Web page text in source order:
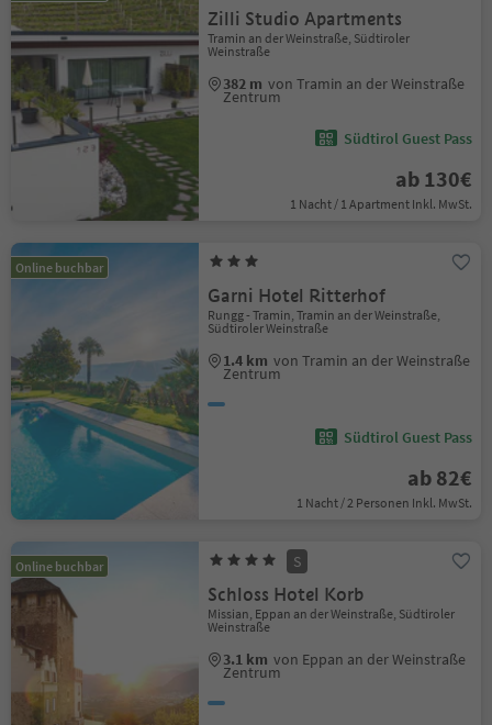
Zilli Studio Apartments
Tramin an der Weinstraße, Südtiroler
Weinstraße
382 m von Tramin an der Weinstraße
Zentrum
Südtirol Guest Pass
ab 130€
1 Nacht / 1 Apartment Inkl. MwSt.
Online buchbar
Garni Hotel Ritterhof
Rungg - Tramin, Tramin an der Weinstraße,
Südtiroler Weinstraße
1.4 km von Tramin an der Weinstraße
Zentrum
Südtirol Guest Pass
ab 82€
1 Nacht / 2 Personen Inkl. MwSt.
Online buchbar S
Schloss Hotel Korb
Missian, Eppan an der Weinstraße, Südtiroler
Weinstraße
3.1 km von Eppan an der Weinstraße
Zentrum